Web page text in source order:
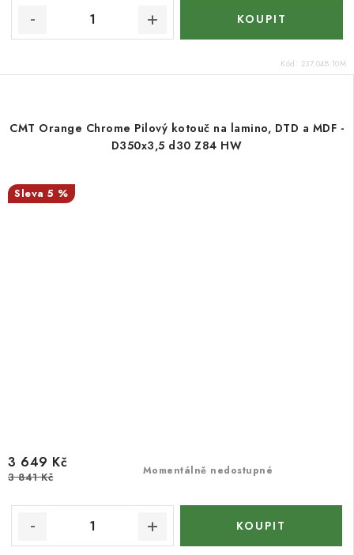
Kód: 237.048.10M
CMT Orange Chrome Pilový kotouč na lamino, DTD a MDF -
D350x3,5 d30 Z84 HW
5 %
Momentálně nedostupné
3 649 Kč
3 841 Kč